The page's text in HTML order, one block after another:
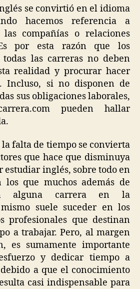
se convirtió en el idioma
hacemos referencia a
compañías o relaciones
por esta razón que los
las carreras no deben
realidad y procurar hacer
Incluso, si no disponen de
sus obligaciones laborales,
pueden hallar
falta de tiempo se convierta
que hace que disminuya
inglés, sobre todo en
los que muchos además de
alguna carrera en la
suele suceder en los
profesionales que destinan
a trabajar. Pero, al margen
es sumamente importante
y dedicar tiempo a
a que el conocimiento
casi indispensable para